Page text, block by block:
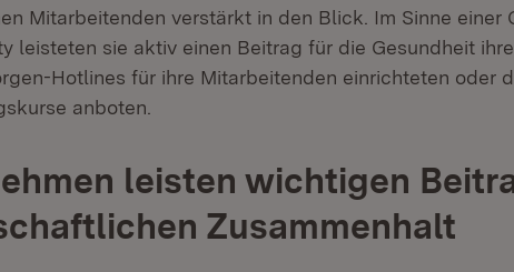
Mitarbeitenden verstärkt in den Blick. Im Sinne einer
leisteten sie aktiv einen Beitrag für die Gesundheit
Hotlines für ihre Mitarbeitenden einrichteten oder
anboten.
leisten wichtigen
Zusammenhalt